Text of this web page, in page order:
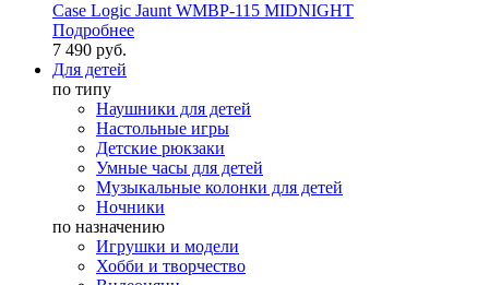
Case Logic Jaunt WMBP-115 MIDNIGHT
Подробнее
7 490 руб.
Для детей
по типу
Наушники для детей
Настольные игры
Детские рюкзаки
Умные часы для детей
Музыкальные колонки для детей
Ночники
по назначению
Игрушки и модели
Хобби и творчество